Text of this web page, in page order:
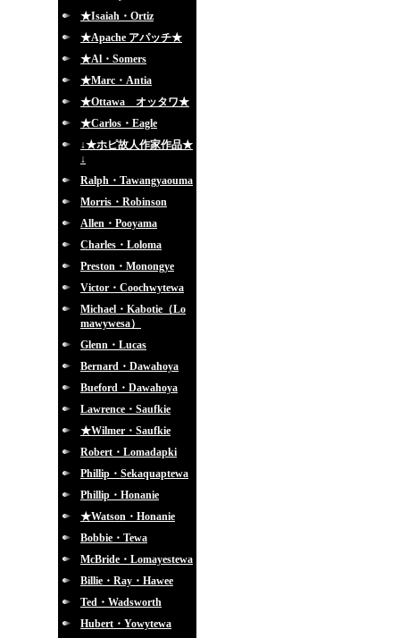
★Isaiah・Ortiz
★Apache アパッチ★
★Al・Somers
★Marc・Antia
★Ottawa オッタワ★
★Carlos・Eagle
↓★ホピ故人作家作品★
↓
Ralph・Tawangyaouma
Morris・Robinson
Allen・Pooyama
Charles・Loloma
Preston・Monongye
Victor・Coochwytewa
Michael・Kabotie（Lo
mawywesa）
Glenn・Lucas
Bernard・Dawahoya
Bueford・Dawahoya
Lawrence・Saufkie
★Wilmer・Saufkie
Robert・Lomadapki
Phillip・Sekaquaptewa
Phillip・Honanie
★Watson・Honanie
Bobbie・Tewa
McBride・Lomayestewa
Billie・Ray・Hawee
Ted・Wadsworth
Hubert・Yowytewa